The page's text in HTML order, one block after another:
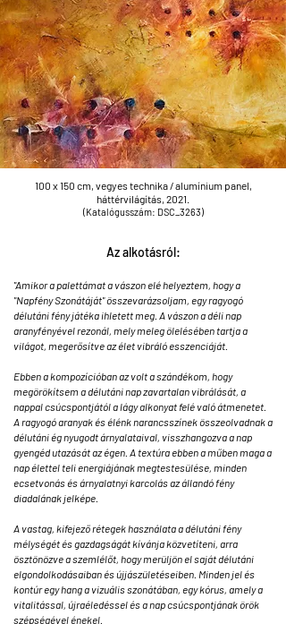
100 x 150 cm, vegyes technika /alumínium panel,
háttérvilágítás, 2021.
(Katalógusszám: DSC_3263)
Az alkotásról:
"Amikor a palettámat a vászon elé helyeztem, hogy a
"Napfény Szonátáját" összevarázsoljam, egy ragyogó
délutáni fény játéka ihletett meg. A vászon a déli nap
aranyfényével rezonál, mely meleg ölelésében tartja a
világot, megerősítve az élet vibráló esszenciáját.
Ebben a kompozícióban az volt a szándékom, hogy
megörökítsem a délutáni nap zavartalan vibrálását, a
nappal csúcspontjától a lágy alkonyat felé való átmenetet.
A ragyogó aranyak és élénk narancsszínek összeolvadnak a
délutáni ég nyugodt árnyalataival, visszhangozva a nap
gyengéd utazását az égen. A textúra ebben a műben maga a
nap élettel teli energiájának megtestesülése, minden
ecsetvonás és árnyalatnyi karcolás az állandó fény
diadalának jelképe.
A vastag, kifejező rétegek használata a délutáni fény
mélységét és gazdagságát kívánja közvetíteni, arra
ösztönözve a szemlélőt, hogy merüljön el saját délutáni
elgondolkodásaiban és újjászületéseiben. Minden jel és
kontúr egy hang a vizuális szonátában, egy kórus, amely a
vitalitással, újraéledéssel és a nap csúcspontjának örök
szépségével énekel.